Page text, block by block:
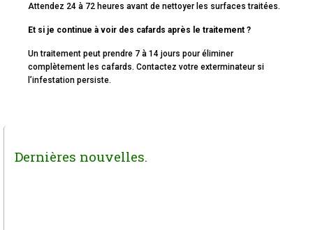
Attendez 24 à 72 heures avant de nettoyer les surfaces traitées.
Et si je continue à voir des cafards après le traitement ?
Un traitement peut prendre 7 à 14 jours pour éliminer
complètement les cafards. Contactez votre exterminateur si
l’infestation persiste.
Dernières nouvelles.